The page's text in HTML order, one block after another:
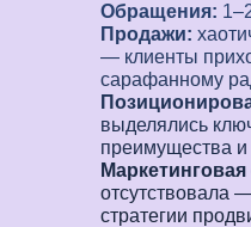
Обращения:
Продажи:
— клиенты
сарафанному
выделялись
преимущества и
отсутствовала
стратегии